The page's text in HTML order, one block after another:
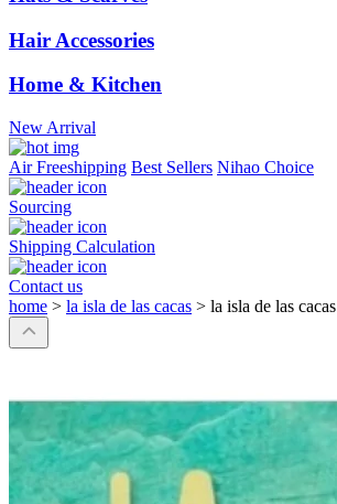
Hair Accessories
Home & Kitchen
New Arrival
Air Freeshipping Best Sellers Nihao Choice
Sourcing
Shipping Calculation
Contact us
home > la isla de las cacas > la isla de las cacas